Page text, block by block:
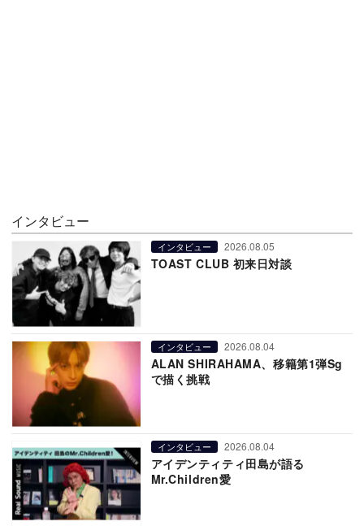
インタビュー
インタビュー 2026.08.05
TOAST CLUB 初来日対談
インタビュー 2026.08.04
ALAN SHIRAHAMA、移籍第1弾Sg
で描く挑戦
インタビュー 2026.08.04
アイデンティティ田島が語る
Mr.Children愛